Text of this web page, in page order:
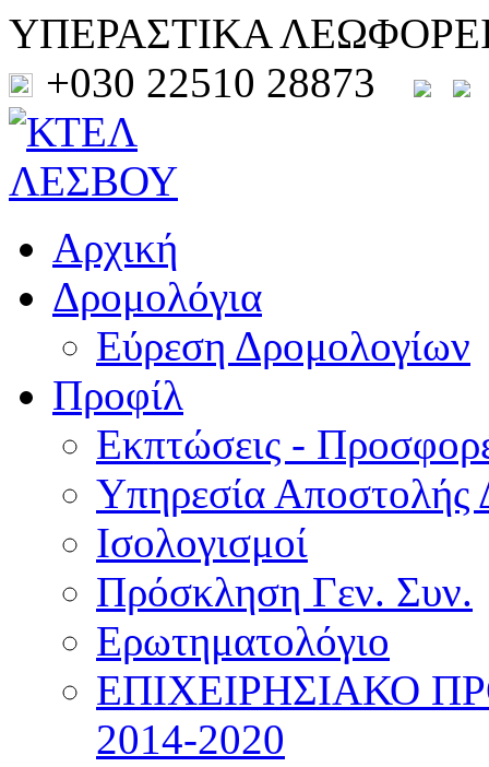
ΥΠΕΡΑΣΤΙΚΑ
+030 22510 28873
Αρχική
Δρομολόγια
Εύρεση Δρομολογίων
Προφίλ
Εκπτώσεις -
Υπηρεσία Αποστολής
Ισολογισμοί
Πρόσκληση Γεν. Συν.
Ερωτηματολόγιο
ΕΠΙΧΕΙΡΗΣΙΑΚΟ
2014-2020